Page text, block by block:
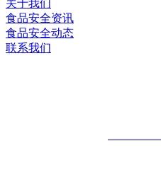
关于我们
食品安全资讯
食品安全动态
联系我们